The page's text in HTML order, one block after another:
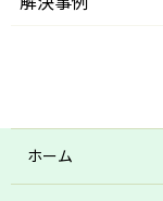
ホーム